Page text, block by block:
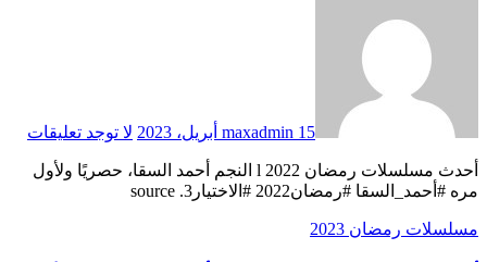
maxadmin 15 أبريل، 2023 لا توجد تعليقات
مره #أحمد_السقا #رمضان2022 #الاختيار3. source
مسلسلات رمضان 2023